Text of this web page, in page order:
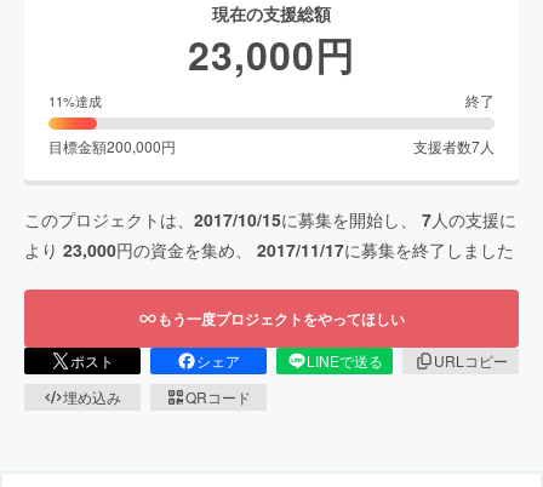
現在の支援総額
23,000円
11%達成 終了
目標金額200,000円 支援者数7人
このプロジェクトは、 2017/10/15に募集を開始し、 7人の支援に
より 23,000円の資金を集め、 2017/11/17に募集を終了しました
もう一度プロジェクトをやってほしい
ポスト シェア LINEで送る
URLコピー
埋め込み
QRコード